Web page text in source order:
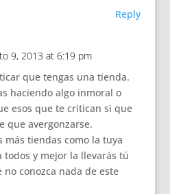
Reply
9, 2013 at 6:19 pm
que tengas una tienda.
haciendo algo inmoral o
esos que te critican si que
que avergonzarse.
más tiendas como la tuya
todos y mejor la llevarás tú
conozca nada de este